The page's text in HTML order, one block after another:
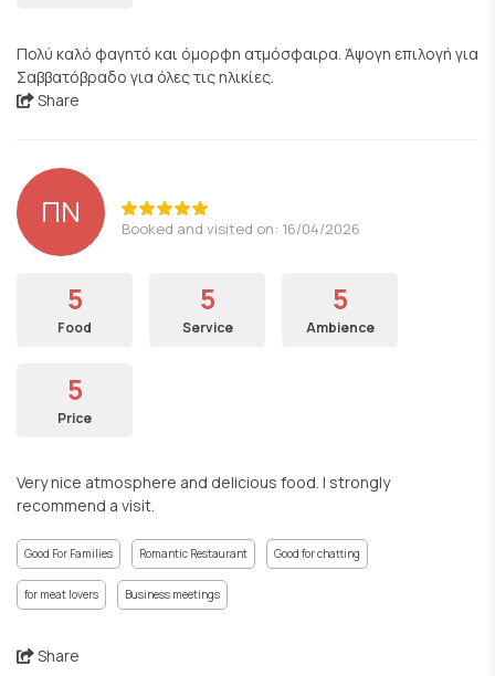
Πολύ καλό φαγητό και όμορφη ατμόσφαιρα. Άψογη επιλογή για
Σαββατόβραδο για όλες τις ηλικίες.
Share
ΠΝ Booked and visited on: 16/04/2026
5
Food
5
Service
5
Ambience
5
Price
Very nice atmosphere and delicious food. I strongly
recommend a visit.
Good For Families Romantic Restaurant Good for chatting
for meat lovers Business meetings
Share